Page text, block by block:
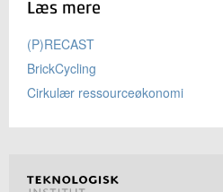
Læs mere
(P)RECAST
BrickCycling
Cirkulær ressourceøkonomi